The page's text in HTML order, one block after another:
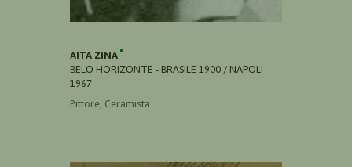
AITA ZINA
BELO HORIZONTE - BRASILE 1900 / NAPOLI
1967
Pittore, Ceramista